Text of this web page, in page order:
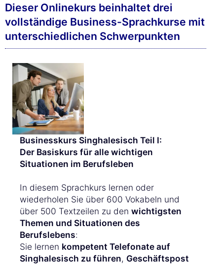
Dieser Onlinekurs beinhaltet drei
vollständige Business-Sprachkurse mit
unterschiedlichen Schwerpunkten
Businesskurs Singhalesisch Teil I:
Der Basiskurs für alle wichtigen
Situationen im Berufsleben
In diesem Sprachkurs lernen oder
wiederholen Sie über 600 Vokabeln und
über 500 Textzeilen zu den wichtigsten
Themen und Situationen des
Berufslebens:
Sie lernen kompetent Telefonate auf
Singhalesisch zu führen, Geschäftspost